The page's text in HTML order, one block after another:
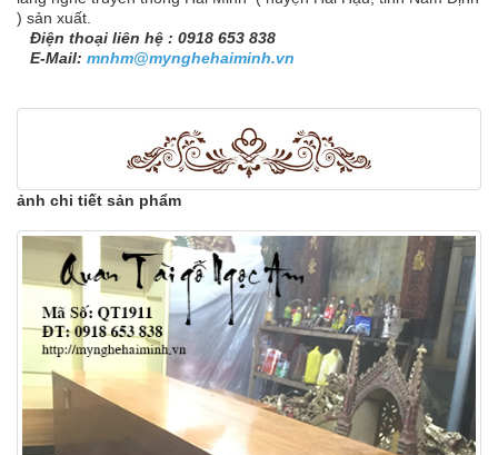
) sản xuất.
Điện thoại liên hệ : 0918 653 838
E-Mail: mnhm@mynghehaiminh.vn
ảnh chi tiết sản phẩm